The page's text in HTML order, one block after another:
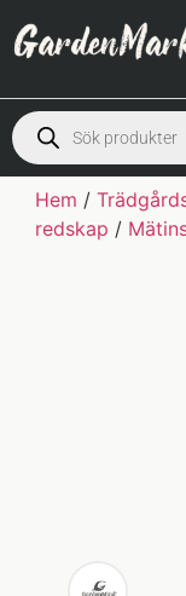
Hem /
redskap /